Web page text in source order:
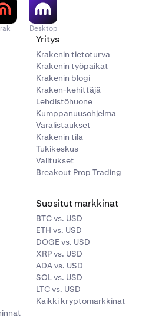
haluat ostaa. Klikkaa sitten
toimeksiantoon on se, että
loss-toimeksiannot
Jos esimerkiksi
BTC:hen, voit seurata kyseistä
linkitetty take-profit- tai stop-
seurata ja hallita yksittäisten
Kraken Webissä
olet ostanut kryptoa, näet
take-profit- tai stop-loss-
Desktop
Yritys
Krakenin tietoturva
Krakenin työpaikat
Krakenin blogi
Kraken-kehittäjä
Lehdistöhuone
Kumppanuusohjelma
Varalistaukset
Krakenin tila
Tukikeskus
Valitukset
Breakout Prop Trading
Suositut markkinat
BTC vs. USD
ETH vs. USD
DOGE vs. USD
XRP vs. USD
ADA vs. USD
SOL vs. USD
LTC vs. USD
Kaikki kryptomarkkinat